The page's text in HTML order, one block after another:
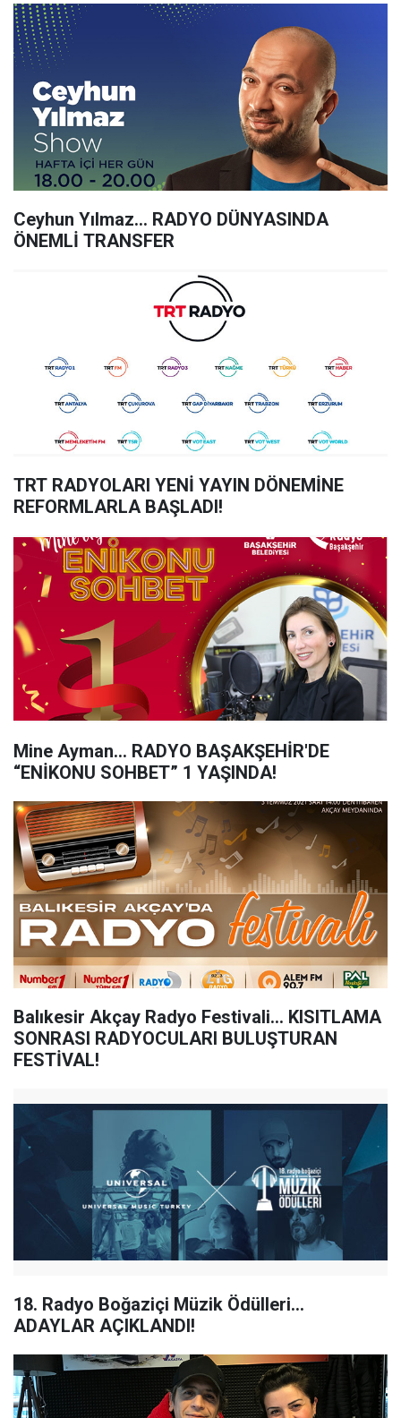
Ceyhun Yılmaz… RADYO DÜNYASINDA
ÖNEMLİ TRANSFER
TRT RADYOLARI YENİ YAYIN DÖNEMİNE
REFORMLARLA BAŞLADI!
Mine Ayman... RADYO BAŞAKŞEHİR'DE
“ENİKONU SOHBET” 1 YAŞINDA!
Balıkesir Akçay Radyo Festivali... KISITLAMA
SONRASI RADYOCULARI BULUŞTURAN
FESTİVAL!
18. Radyo Boğaziçi Müzik Ödülleri...
ADAYLAR AÇIKLANDI!